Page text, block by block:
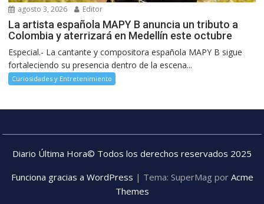
agosto 3, 2026 Editor
La artista española MAPY B anuncia un tributo a
Colombia y aterrizará en Medellín este octubre
Especial.- La cantante y compositora española MAPY B sigue
fortaleciendo su presencia dentro de la escena...
Curiosidades y Entretenimiento
Diario Última Hora© Todos los derechos reservados 2025
Funciona gracias a WordPress | Tema: SuperMag por Acme
Themes